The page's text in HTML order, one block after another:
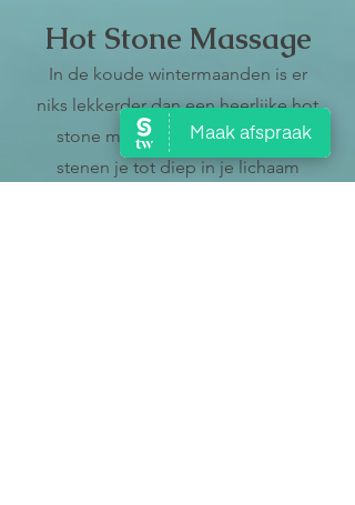
Hot Stone Massage​
In de koude wintermaanden is er
niks lekkerder dan een heerlijke hot
stone massage. Laat de warme
stenen je tot diep in je lichaam